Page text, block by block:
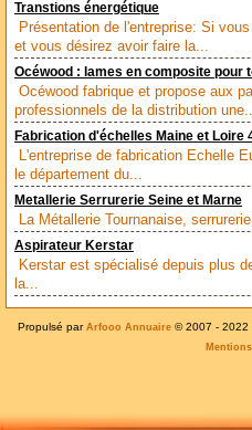
Transtions énergétique
Présentation de l'entreprise: Si
et vous désirez avoir faire la...
Océwood : lames en composite pour
Océwood fabrique et propose aux
professionnels de la distribution
Fabrication d'échelles Maine et Loire
L'entreprise de fabrication Echelle
le département du...
Metallerie Serrurerie Seine et Marne
La Métallerie Tournanaise,
Aspirateur Kerstar
Kerstar est spécialisé depuis plus
la...
Propulsé par Arfooo Annuaire © 2007 - 2022